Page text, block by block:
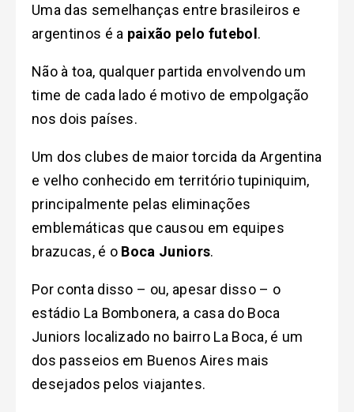
Uma das semelhanças entre brasileiros e
argentinos é a paixão pelo futebol.
Não à toa, qualquer partida envolvendo um
time de cada lado é motivo de empolgação
nos dois países.
Um dos clubes de maior torcida da Argentina
e velho conhecido em território tupiniquim,
principalmente pelas eliminações
emblemáticas que causou em equipes
brazucas, é o Boca Juniors.
Por conta disso – ou, apesar disso – o
estádio La Bombonera, a casa do Boca
Juniors localizado no bairro La Boca, é um
dos passeios em Buenos Aires mais
desejados pelos viajantes.